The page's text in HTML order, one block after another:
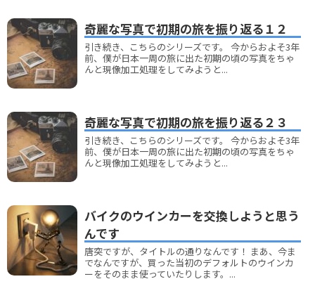
奇麗な写真で初期の旅を振り返る１２
引き続き、こちらのシリーズです。 今からおよそ3年
前、僕が日本一周の旅に出た初期の頃の写真をちゃ
んと現像加工処理をしてみようと...
奇麗な写真で初期の旅を振り返る２３
引き続き、こちらのシリーズです。 今からおよそ3年
前、僕が日本一周の旅に出た初期の頃の写真をちゃ
んと現像加工処理をしてみようと...
バイクのウインカーを交換しようと思う
んです
唐突ですが、タイトルの通りなんです！ まあ、今ま
でなんですが、買った当初のデフォルトのウインカ
ーをそのまま使っていたりします。...